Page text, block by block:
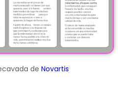
de Novartis